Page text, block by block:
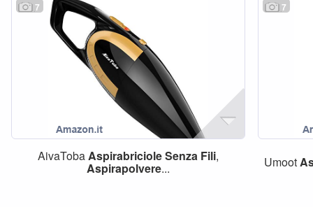
7
AivaTobaAspirabricioleSenza Fili,
Aspirapolvere...
7
Umoot